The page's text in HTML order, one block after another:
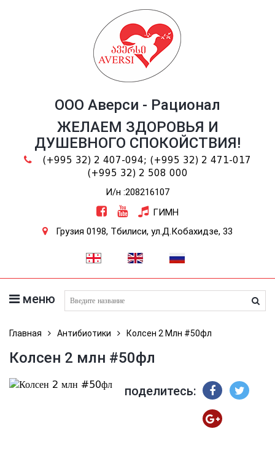
ООО Аверси - Рационал
ЖЕЛАЕМ ЗДОРОВЬЯ И
ДУШЕВНОГО СПОКОЙСТВИЯ!
(+995 32) 2 407-094; (+995 32) 2 471-017
(+995 32) 2 508 000
И/н :208216107
ГИМН
Грузия 0198, Тбилиси, ул.Д.Кобахидзе, 33
меню поиск лекарств
Главная Антибиотики Колсен 2 Млн #50фл
Колсен 2 млн #50фл
поделитесь: